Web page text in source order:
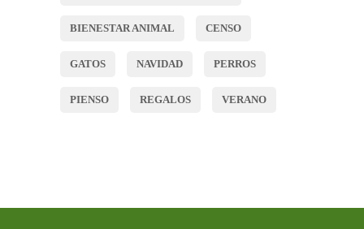
BIENESTAR ANIMAL CENSO
GATOS NAVIDAD PERROS
PIENSO REGALOS VERANO